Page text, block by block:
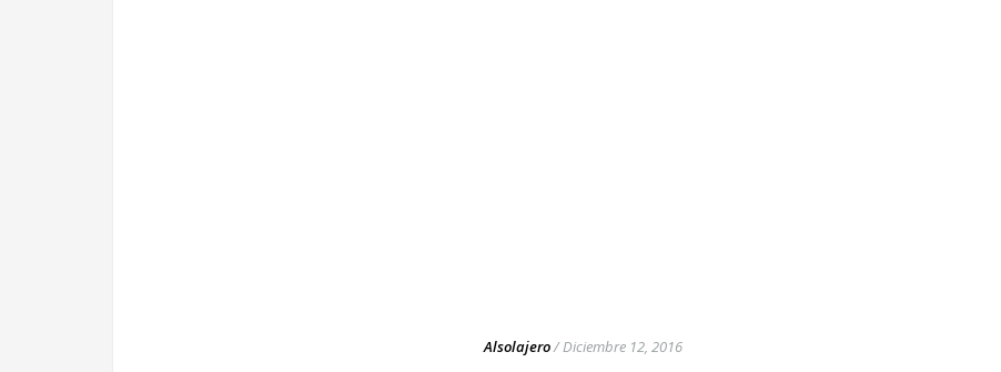
Alsolajero/Diciembre 12, 2016